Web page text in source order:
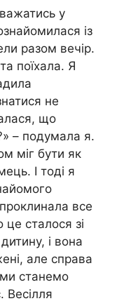
у
із
разом вечір.
поїхала. Я
не
що
– подумала я.
міг бути як
І тоді я
все
сталося зі
і вона
але справа
станемо
Весілля